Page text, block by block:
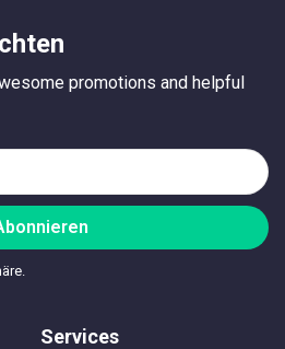
promotions and helpful
Services